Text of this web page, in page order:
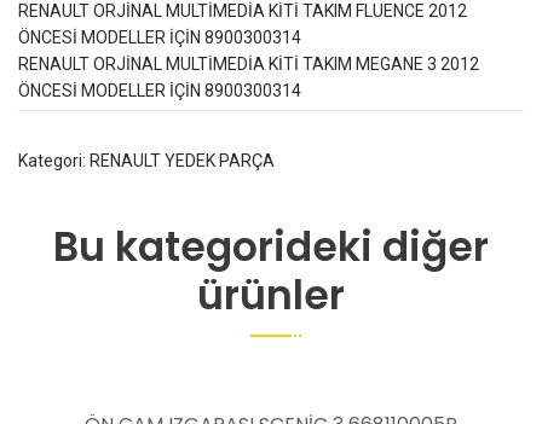
RENAULT ORJİNAL MULTİMEDİA KİTİ TAKIM FLUENCE 2012
ÖNCESİ MODELLER İÇİN 8900300314
RENAULT ORJİNAL MULTİMEDİA KİTİ TAKIM MEGANE 3 2012
ÖNCESİ MODELLER İÇİN 8900300314
Kategori: RENAULT YEDEK PARÇA
Bu kategorideki diğer
ürünler